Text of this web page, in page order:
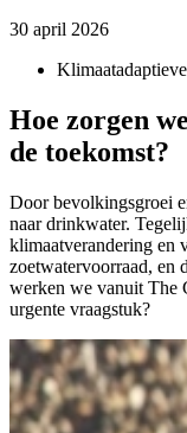
30 april 2026
Hoe zorgen
de toekomst?
Door bevolkingsgroei
naar drinkwater.
klimaatverandering en
zoetwatervoorraad, en
werken we vanuit The
urgente vraagstuk?